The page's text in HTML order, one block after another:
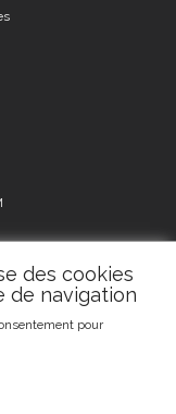
des cookies
de navigation
pour